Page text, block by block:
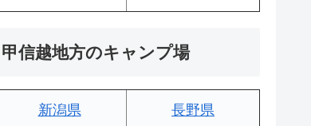
甲信越地方のキャンプ場
新潟県 長野県